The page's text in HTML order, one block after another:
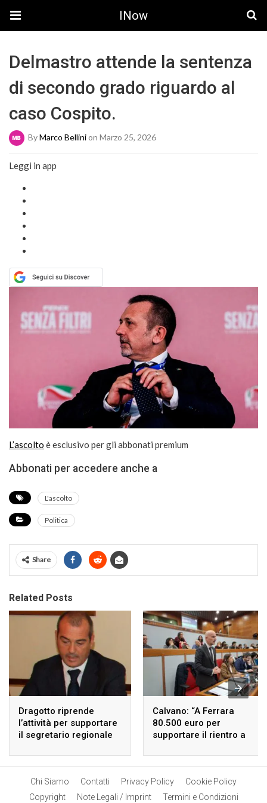
INow
Delmastro attende la sentenza
di secondo grado riguardo al
caso Cospito.
ByMarco Bellinion Marzo 25, 2026
Leggi in app
L’ascolto è esclusivo per gli abbonati premium
Abbonati per accedere anche a
L'ascolto
Politica
Share
Related Posts
Dragotto riprende
l’attività per supportare
il segretario regionale
Calvano: “A Ferrara
80.500 euro per
supportare il rientro a
Chi Siamo Contatti Privacy Policy
Cookie Policy
Copyright
Note Legali / Imprint Termini e Condizioni